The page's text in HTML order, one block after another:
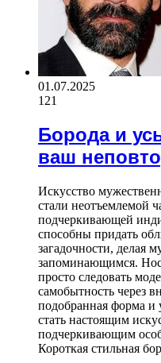
01.07.2025
121
Борода и
ваш
Искусство
стали неотъемлемой
подчеркивающей
способны придать
загадочности, делая
запоминающимся.
просто следовать
самобытность через
подобранная форма
стать настоящим
подчеркивающим
Короткая стильная